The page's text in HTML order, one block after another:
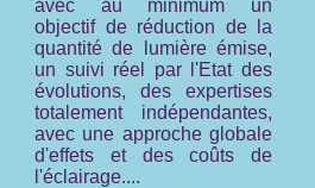
avec au minimum un
objectif de réduction de la
quantité de lumière émise,
un suivi réel par l'Etat des
évolutions, des expertises
totalement indépendantes,
avec une approche globale
d'effets et des coûts de
l'éclairage....